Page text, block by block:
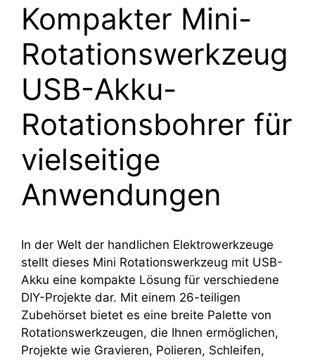
Kompakter Mini-
Rotationswerkzeug
USB-Akku-
Rotationsbohrer für
vielseitige
Anwendungen
In der Welt der handlichen Elektrowerkzeuge
stellt dieses Mini Rotationswerkzeug mit USB-
Akku eine kompakte Lösung für verschiedene
DIY-Projekte dar. Mit einem 26-teiligen
Zubehörset bietet es eine breite Palette von
Rotationswerkzeugen, die Ihnen ermöglichen,
Projekte wie Gravieren, Polieren, Schleifen,